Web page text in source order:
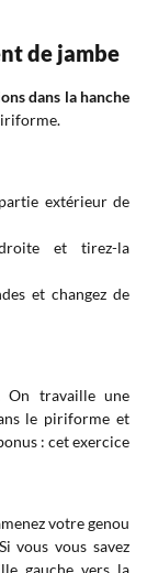
de jambe
dans la hanche
extérieur de
et tirez-la
et changez de
On travaille une
le piriforme et
: cet exercice
votre genou
vous vous savez
gauche vers la